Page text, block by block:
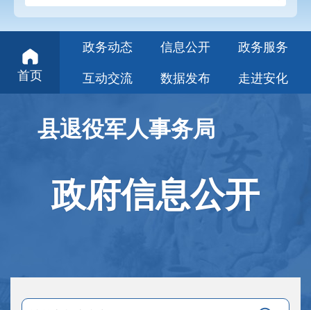
首页
政务动态 信息公开 政务服务
互动交流 数据发布 走进安化
县退役军人事务局
政府信息公开